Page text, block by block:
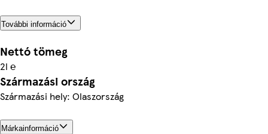
További információ
Nettó tömeg
2l ℮
Származási ország
Származási hely: Olaszország
Márkainformáció